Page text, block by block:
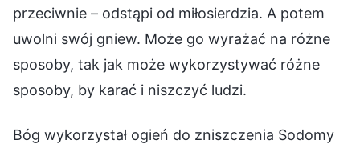
przeciwnie – odstąpi od miłosierdzia. A potem
uwolni swój gniew. Może go wyrażać na różne
sposoby, tak jak może wykorzystywać różne
sposoby, by karać i niszczyć ludzi.
Bóg wykorzystał ogień do zniszczenia Sodomy